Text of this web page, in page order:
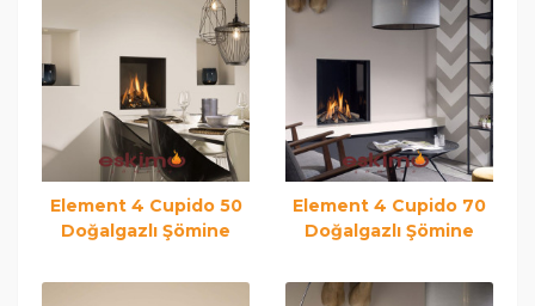
Element 4 Cupido 50
Doğalgazlı Şömine
Element 4 Cupido 70
Doğalgazlı Şömine